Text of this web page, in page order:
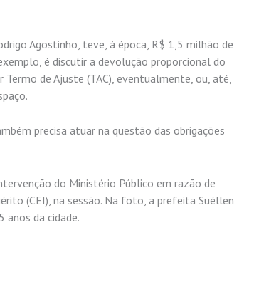
Agostinho, teve, à época, R$ 1,5 milhão de
é discutir a devolução proporcional do
de Ajuste (TAC), eventualmente, ou, até,
precisa atuar na questão das obrigações
do Ministério Público em razão de
(CEI), na sessão. Na foto, a prefeita Suéllen
anos da cidade.